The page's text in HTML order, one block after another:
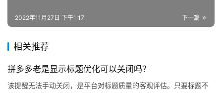
电
媒
体
登录
下一篇
2022年11月27日 下午1:17
相关推荐
拼多多老是显示标题优化可以关闭吗？
该提醒无法手动关闭，是平台对标题质量的客观评估。只要标题不